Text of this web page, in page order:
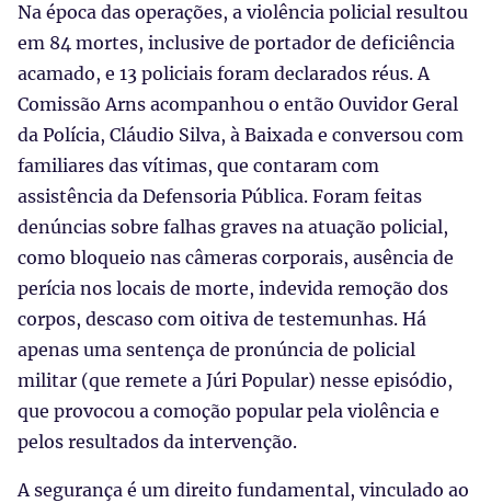
Na época das operações, a violência policial resultou
em 84 mortes, inclusive de portador de deficiência
acamado, e 13 policiais foram declarados réus. A
Comissão Arns acompanhou o então Ouvidor Geral
da Polícia, Cláudio Silva, à Baixada e conversou com
familiares das vítimas, que contaram com
assistência da Defensoria Pública. Foram feitas
denúncias sobre falhas graves na atuação policial,
como bloqueio nas câmeras corporais, ausência de
perícia nos locais de morte, indevida remoção dos
corpos, descaso com oitiva de testemunhas. Há
apenas uma sentença de pronúncia de policial
militar (que remete a Júri Popular) nesse episódio,
que provocou a comoção popular pela violência e
pelos resultados da intervenção.
A segurança é um direito fundamental, vinculado ao